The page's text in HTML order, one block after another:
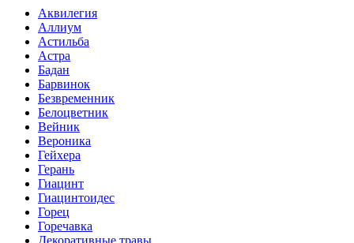
Аквилегия
Аллиум
Астильба
Астра
Бадан
Барвинок
Безвременник
Белоцветник
Вейник
Вероника
Гейхера
Герань
Гиацинт
Гиацинтоидес
Горец
Горечавка